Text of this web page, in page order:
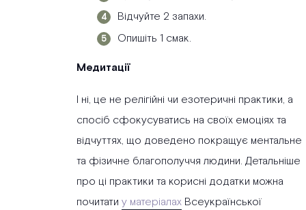
Відчуйте 2 запахи.
Опишіть 1 смак.
Медитації
І ні, це не релігійні чи езотеричні практики, а
спосіб сфокусуватись на своїх емоціях та
відчуттях, що доведено покращує ментальне
та фізичне благополуччя людини. Детальніше
про ці практики та корисні додатки можна
почитати у матеріалах Всеукраїнської